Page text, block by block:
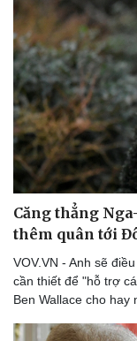
Căng thẳng
thêm quân tới
VOV.VN - Anh sẽ
cần thiết để "hỗ trợ
Ben Wallace cho hay